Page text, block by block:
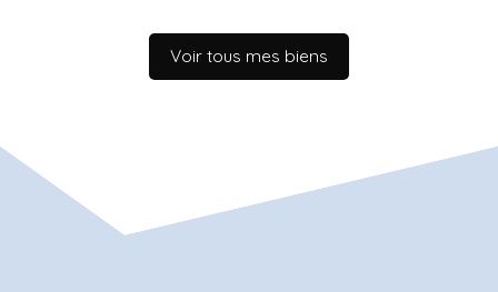
Voir tous mes biens